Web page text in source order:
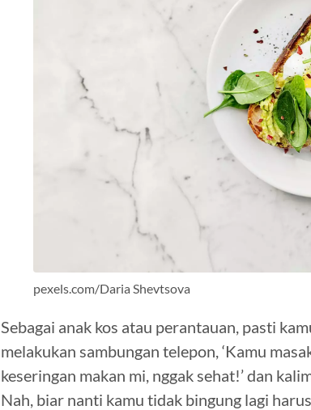
pexels.com/Daria Shevtsova
Sebagai anak kos atau perantauan, pasti
melakukan sambungan telepon, ‘Kamu
keseringan makan mi, nggak sehat!’ dan
Nah, biar nanti kamu tidak bingung lagi